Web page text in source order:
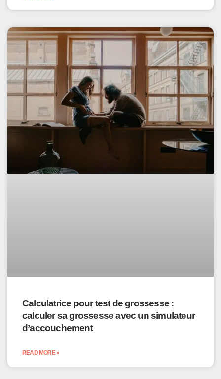
Calculatrice pour test de grossesse :
calculer sa grossesse avec un simulateur
d’accouchement
READ MORE »